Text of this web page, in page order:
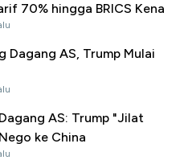
70% hingga BRICS Kena
Dagang AS, Trump Mulai
AS: Trump "Jilat
ke China